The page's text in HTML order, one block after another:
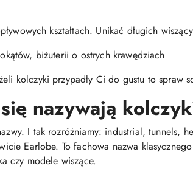
kształtach. Unikać długich
biżuterii o ostrych krawędziach
kolczyki przypadły Ci do gustu to spraw
nazywają
I tak rozróżniamy: industrial, tunnels,
Earlobe. To fachowa nazwa
czy modele wiszące.